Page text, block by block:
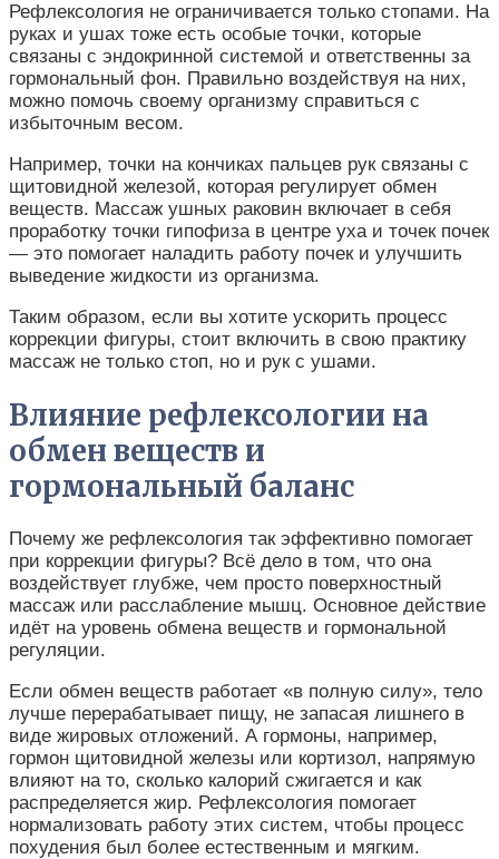
Рефлексология не ограничивается только стопами. На
руках и ушах тоже есть особые точки, которые
связаны с эндокринной системой и ответственны за
гормональный фон. Правильно воздействуя на них,
можно помочь своему организму справиться с
избыточным весом.
Например, точки на кончиках пальцев рук связаны с
щитовидной железой, которая регулирует обмен
веществ. Массаж ушных раковин включает в себя
проработку точки гипофиза в центре уха и точек почек
— это помогает наладить работу почек и улучшить
выведение жидкости из организма.
Таким образом, если вы хотите ускорить процесс
коррекции фигуры, стоит включить в свою практику
массаж не только стоп, но и рук с ушами.
Влияние рефлексологии на
обмен веществ и
гормональный баланс
Почему же рефлексология так эффективно помогает
при коррекции фигуры? Всё дело в том, что она
воздействует глубже, чем просто поверхностный
массаж или расслабление мышц. Основное действие
идёт на уровень обмена веществ и гормональной
регуляции.
Если обмен веществ работает «в полную силу», тело
лучше перерабатывает пищу, не запасая лишнего в
виде жировых отложений. А гормоны, например,
гормон щитовидной железы или кортизол, напрямую
влияют на то, сколько калорий сжигается и как
распределяется жир. Рефлексология помогает
нормализовать работу этих систем, чтобы процесс
похудения был более естественным и мягким.